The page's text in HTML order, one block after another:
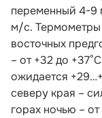
переменный 4-9
м/с.
восточных
– от +32 до
ожидается
северу края –
горах ночью –